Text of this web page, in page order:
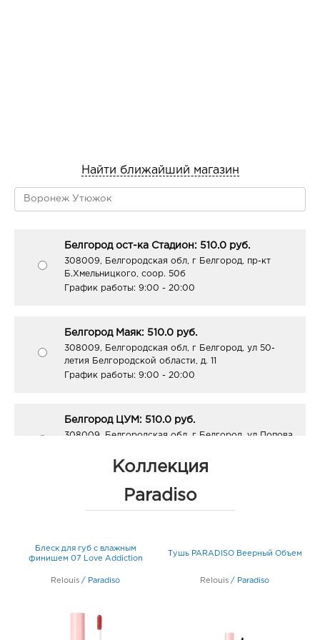
Найти ближайший магазин
Белгород ост-ка Стадион: 510.0 руб.
308009, Белгородская обл, г Белгород, пр-кт
Б.Хмельницкого, соор. 50б
График работы: 9:00 - 20:00
Белгород Маяк: 510.0 руб.
308009, Белгородская обл, г Белгород, ул 50-
летия Белгородской области, д. 11
График работы: 9:00 - 20:00
Белгород ЦУМ: 510.0 руб.
308009, Белгородская обл, г Белгород, ул Попова,
График работы:10:00 - 20:00
График работы:
10:00 - 21:00
Коллекция
Paradiso
Блеск для губ с влажным
финишем 07 Love Addiction
Relouis / Paradiso
Тушь PARADISO Веерный Объем
Relouis / Paradiso